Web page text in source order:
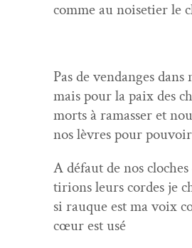
comme au noiseti­er le
Pas de ven­dan­ges dans
mais pour la paix des
morts à ramass­er et
nos lèvres pour
A défaut de nos
tiri­ons leurs cordes je
si rauque est ma voix
cœur est usé